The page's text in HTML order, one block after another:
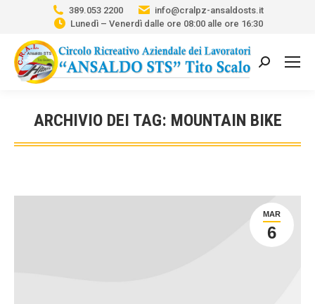
389.053 2200
info@cralpz-ansaldosts.it
Lunedì – Venerdì dalle ore 08:00 alle ore 16:30
Cerca:
ARCHIVIO DEI TAG: MOUNTAIN BIKE
Tu sei qui:
MAR
6